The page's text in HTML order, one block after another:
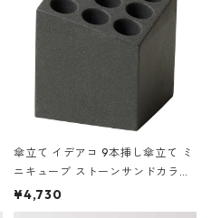
傘立て イデアコ 9本挿し傘立て ミ
ニキューブ ストーンサンドカラー
石調 ideaco Umbrella Stand CUB
E ストーンサンドブラック
¥4,730